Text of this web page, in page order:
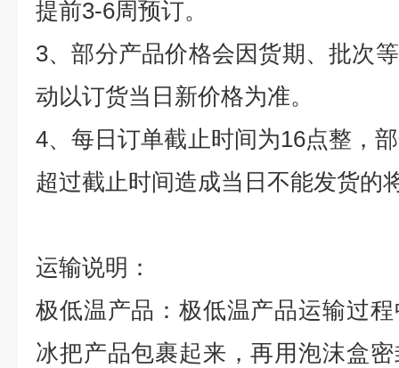
提前3-6周预订。
3、部分产品价格会因货期、批次
动以订货当日新价格为准。
4、每日订单截止时间为16点整，
超过截止时间造成当日不能发货的
运输说明：
极低温产品：极低温产品运输过
冰把产品包裹起来，再用泡沫盒